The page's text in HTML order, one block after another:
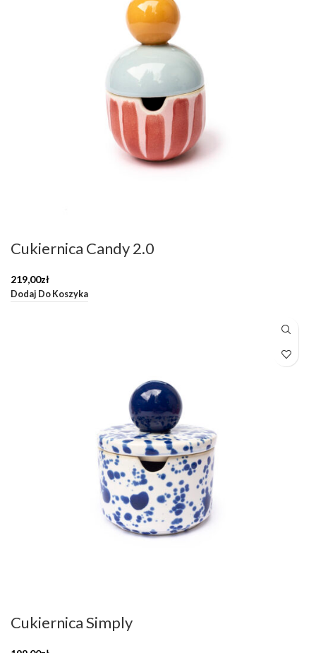
Cukiernica Candy 2.0
219,00zł
Dodaj Do Koszyka
Cukiernica Simply